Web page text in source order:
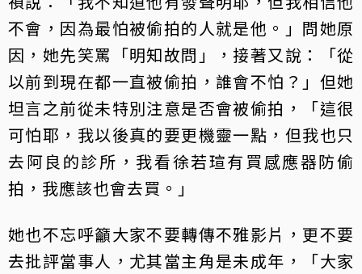
不會，因為最怕被偷拍的人就是他。」問她原
因，她先笑罵「明知故問」，接著又說：「從
以前到現在都一直被偷拍，誰會不怕？」但她
坦言之前從未特別注意是否會被偷拍，「這很
可怕耶，我以後真的要更機靈一點，但我也只
去阿良的診所，我看徐若瑄有買感應器防偷
拍，我應該也會去買。」
她也不忘呼籲大家不要轉傳不雅影片，更不要
去批評當事人，尤其當主角是未成年，「大家